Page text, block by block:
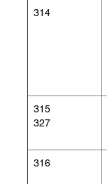
314
315
327
316